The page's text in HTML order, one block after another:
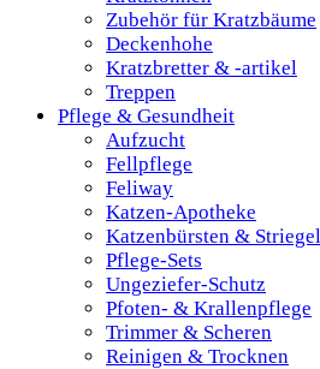
Zubehör für Kratzbäume
Deckenhohe
Kratzbretter & -artikel
Treppen
Pflege & Gesundheit
Aufzucht
Fellpflege
Feliway
Katzen-Apotheke
Katzenbürsten & Striegel
Pflege-Sets
Ungeziefer-Schutz
Pfoten- & Krallenpflege
Trimmer & Scheren
Reinigen & Trocknen